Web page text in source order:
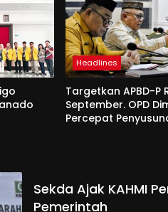
Headlines
Targetkan APBD-P
September. OPD
Percepat
Sekda Ajak KAHMI
Pemerintah